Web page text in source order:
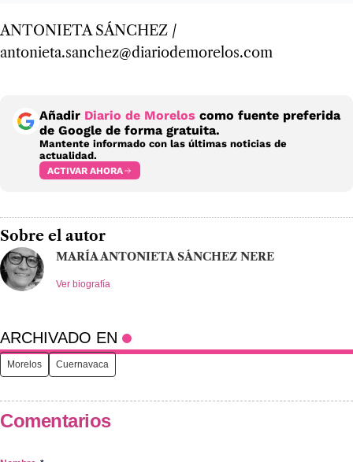
ANTONIETA SÁNCHEZ /
antonieta.sanchez@diariodemorelos.com
Añadir Diario de Morelos como fuente preferida
de Google de forma gratuita.
Mantente informado con las últimas noticias de
actualidad.
ACTIVAR AHORA
Sobre el autor
MARÍA ANTONIETA SÁNCHEZ NERE
Ver biografía
ARCHIVADO EN
Morelos Cuernavaca
Comentarios